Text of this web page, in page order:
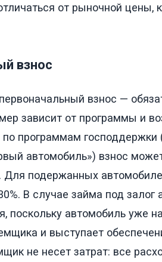
от рыночной цены,
взнос
взнос —
зависит от программы и
программам господдержки
автомобиль») взнос
Для подержанных
В случае займа под залог
поскольку автомобиль уже
и выступает
не несет затрат: все